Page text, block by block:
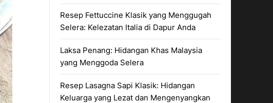
Resep Fettuccine Klasik yang Menggugah
Selera: Kelezatan Italia di Dapur Anda
Laksa Penang: Hidangan Khas Malaysia
yang Menggoda Selera
Resep Lasagna Sapi Klasik: Hidangan
Keluarga yang Lezat dan Mengenyangkan